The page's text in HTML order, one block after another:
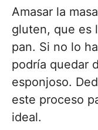
Amasar la
gluten, que es
pan. Si no lo
podría quedar
esponjoso.
este proceso
ideal.